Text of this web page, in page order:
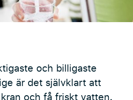
och billigaste
är det självklart att
och få friskt vatten.